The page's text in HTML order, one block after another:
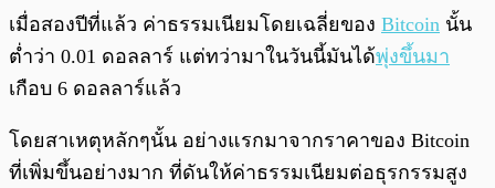
พร้อมเล่น
เมื่อสองปีที่แล้ว ค่าธรรมเนียมโดยเฉลี่ยของ Bitcoin นั้น
ต่ำว่า 0.01 ดอลลาร์ แต่ทว่ามาในวันนี้มันได้พุ่งขึ้นมา
เกือบ 6 ดอลลาร์แล้ว
โดยสาเหตุหลักๆนั้น อย่างแรกมาจากราคาของ Bitcoin
ที่เพิ่มขึ้นอย่างมาก ที่ดันให้ค่าธรรมเนียมต่อธุรกรรมสูง